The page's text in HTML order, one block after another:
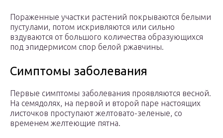
Пораженные участки растений покрываются белыми
пустулами, потом искривляются или сильно
вздуваются от большого количества образующихся
под эпидермисом спор белой ржавчины.
Симптомы заболевания
Первые симптомы заболевания проявляются весной.
На семядолях, на первой и второй паре настоящих
листочков проступают желтовато-зеленые, со
временем желтеющие пятна.